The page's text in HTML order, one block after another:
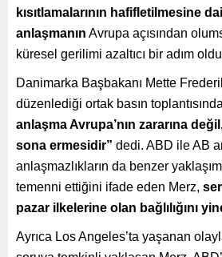
kısıtlamalarının hafifletilmesine
anlaşmanın Avrupa açısından
küresel gerilimi azaltıcı bir adım
Danimarka Başbakanı Mette
düzenlediği ortak basın
anlaşma Avrupa’nın zararına
sona ermesidir” dedi. ABD ile AB
anlaşmazlıkların da benzer
temenni ettiğini ifade eden Merz,
pazar ilkelerine olan bağlılığını
Ayrıca Los Angeles’ta yaşanan